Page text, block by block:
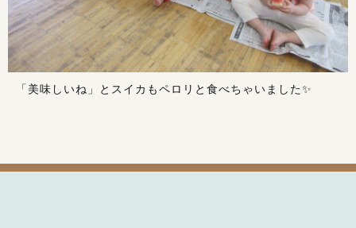
「美味しいね」とスイカもペロリと食べちゃいました✨